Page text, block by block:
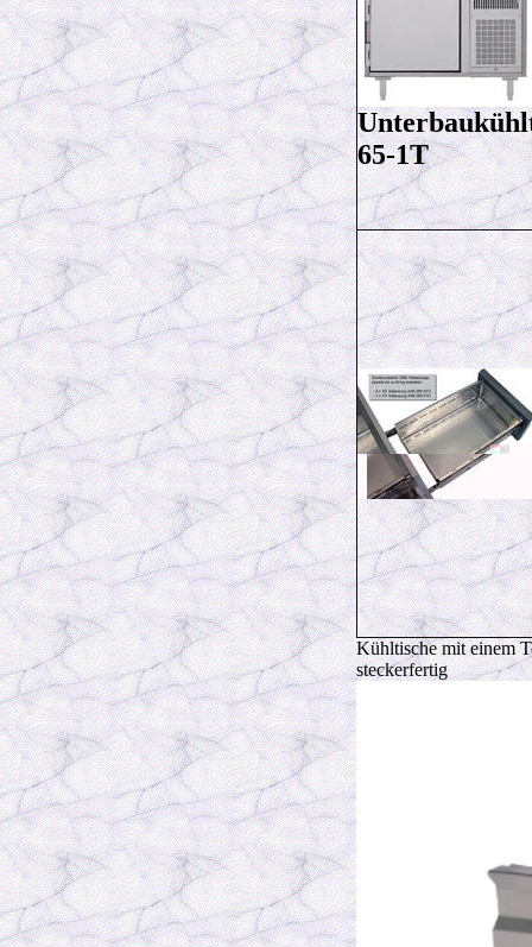
65-1T
Kühltische mit einem
steckerfertig